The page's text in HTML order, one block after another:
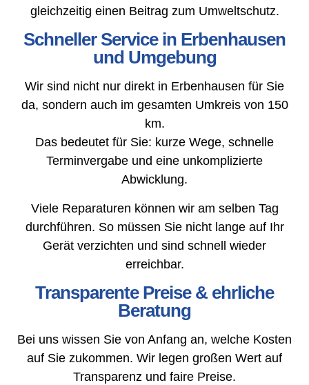
gleichzeitig einen Beitrag zum Umweltschutz.
Schneller Service in Erbenhausen
und Umgebung
Wir sind nicht nur direkt in Erbenhausen für Sie
da, sondern auch im gesamten Umkreis von 150
km.
Das bedeutet für Sie: kurze Wege, schnelle
Terminvergabe und eine unkomplizierte
Abwicklung.
Viele Reparaturen können wir am selben Tag
durchführen. So müssen Sie nicht lange auf Ihr
Gerät verzichten und sind schnell wieder
erreichbar.
Transparente Preise & ehrliche
Beratung
Bei uns wissen Sie von Anfang an, welche Kosten
auf Sie zukommen. Wir legen großen Wert auf
Transparenz und faire Preise.